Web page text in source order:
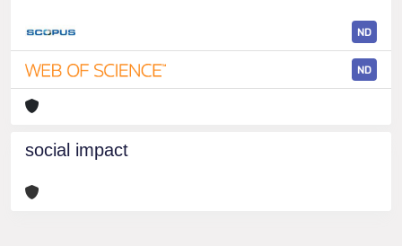
ND
ND
social impact